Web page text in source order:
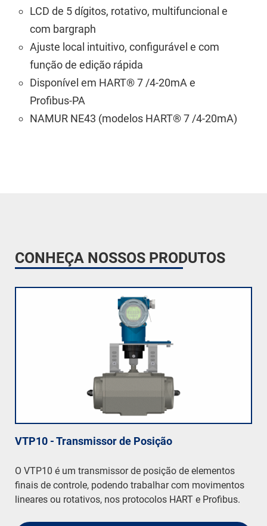
LCD de 5 dígitos, rotativo, multifuncional e
com bargraph
Ajuste local intuitivo, configurável e com
função de edição rápida
Disponível em HART® 7 /4-20mA e
Profibus-PA
NAMUR NE43 (modelos HART® 7 /4-20mA)
CONHEÇA NOSSOS PRODUTOS
VTP10 - Transmissor de Posição
O VTP10 é um transmissor de posição de elementos
finais de controle, podendo trabalhar com movimentos
lineares ou rotativos, nos protocolos HART e Profibus.